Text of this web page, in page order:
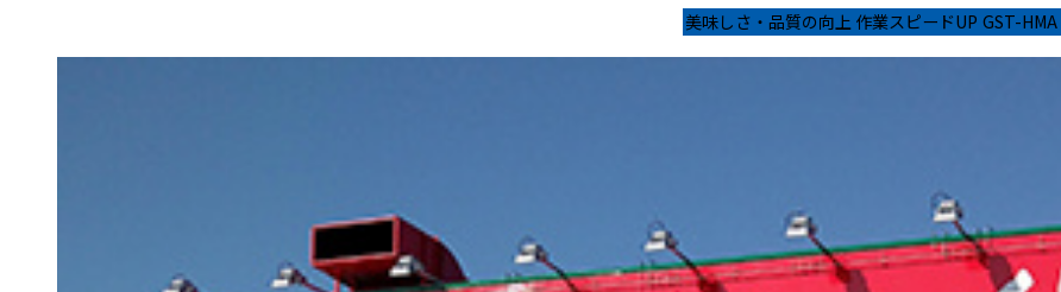
GST-HMA
作業スピードUP
美味しさ・品質の向上